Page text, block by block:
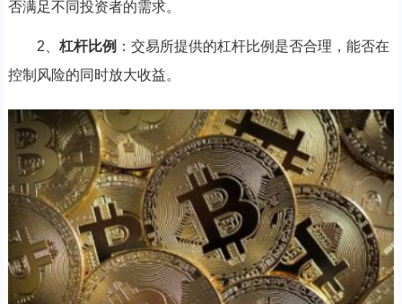
否满足不同投资者的需求。
2、 杠杆比例 ：交易所提供的杠杆比例是否合理，能否在
控制风险的同时放大收益。